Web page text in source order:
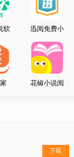
软
迅阅免费小
花椒小说阅
下载